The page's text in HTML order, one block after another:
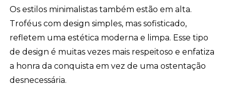
Os estilos minimalistas também estão em alta.
Troféus com design simples, mas sofisticado,
refletem uma estética moderna e limpa. Esse tipo
de design é muitas vezes mais respeitoso e enfatiza
a honra da conquista em vez de uma ostentação
desnecessária.